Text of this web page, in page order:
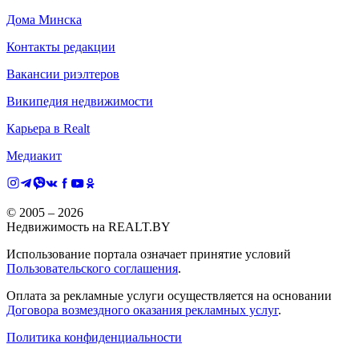
Дома Минска
Контакты редакции
Вакансии риэлтеров
Википедия недвижимости
Карьера в Realt
Медиакит
© 2005 – 2026
Недвижимость на REALT.BY
Использование портала означает принятие условий
Пользовательского соглашения.
Оплата за рекламные услуги осуществляется на основании
Договора возмездного оказания рекламных услуг.
Политика конфиденциальности